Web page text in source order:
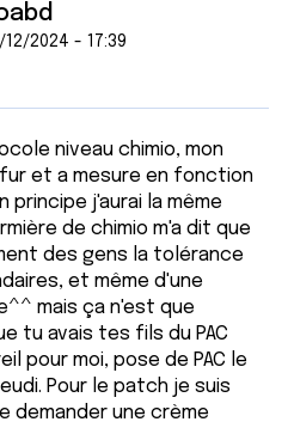
12/2024 - 17:39
niveau chimio, mon
et a mesure en fonction
principe j'aurai la même
de chimio m'a dit que
des gens la tolérance
et même d'une
mais ça n'est que
tu avais tes fils du PAC
pour moi, pose de PAC le
Pour le patch je suis
demander une crème